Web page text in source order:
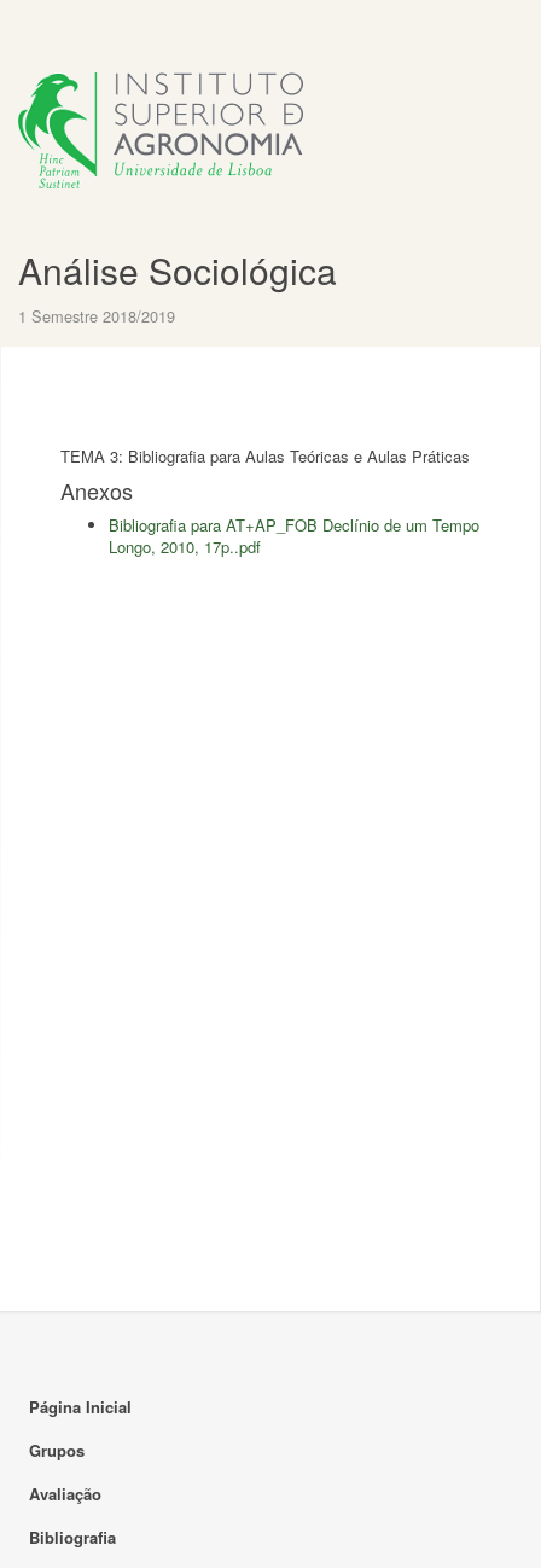
Análise Sociológica
1 Semestre 2018/2019
TEMA 3: Bibliografia para Aulas Teóricas e Aulas Práticas
Anexos
Bibliografia para AT+AP_FOB Declínio de um Tempo
Longo, 2010, 17p..pdf
Página Inicial
Grupos
Avaliação
Bibliografia